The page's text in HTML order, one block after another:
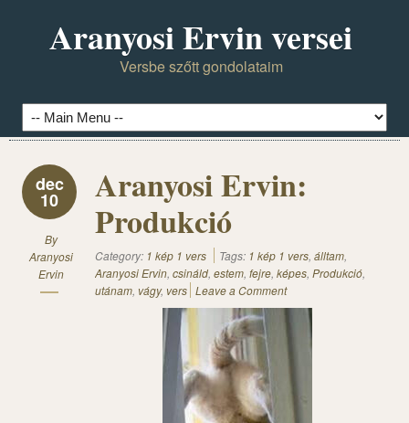
Aranyosi Ervin versei
Versbe szőtt gondolataim
dec
10
By
Aranyosi
Ervin
Aranyosi Ervin:
Produkció
Category: 1 kép 1 vers Tags: 1 kép 1 vers, álltam,
Aranyosi Ervin, csináld, estem, fejre, képes, Produkció,
utánam, vágy, vers Leave a Comment